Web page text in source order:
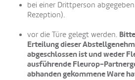
bei einer Drittperson
Rezeption).
vor die Türe gelegt werden.
Erteilung dieser
abgeschlossen ist und weder
ausführende Fleurop-
abhanden gekommene Ware